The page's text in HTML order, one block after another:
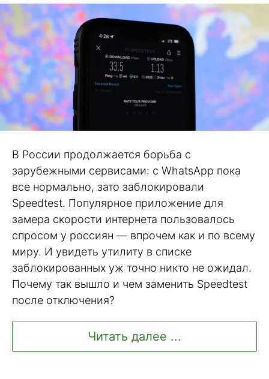
В России продолжается борьба с
зарубежными сервисами: с WhatsApp пока
все нормально, зато заблокировали
Speedtest. Популярное приложение для
замера скорости интернета пользовалось
спросом у россиян — впрочем как и по всему
миру. И увидеть утилиту в списке
заблокированных уж точно никто не ожидал.
Почему так вышло и чем заменить Speedtest
после отключения?
Читать далее ...